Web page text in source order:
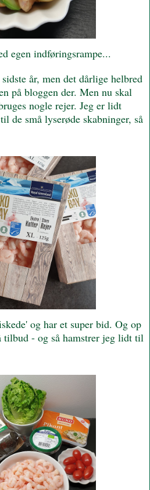
egen indføringsrampe...
år, men det dårlige helbred
på bloggen der. Men nu skal
nogle rejer. Jeg er lidt
de små lyserøde skabninger, så
og har et super bid. Og op
- og så hamstrer jeg lidt til